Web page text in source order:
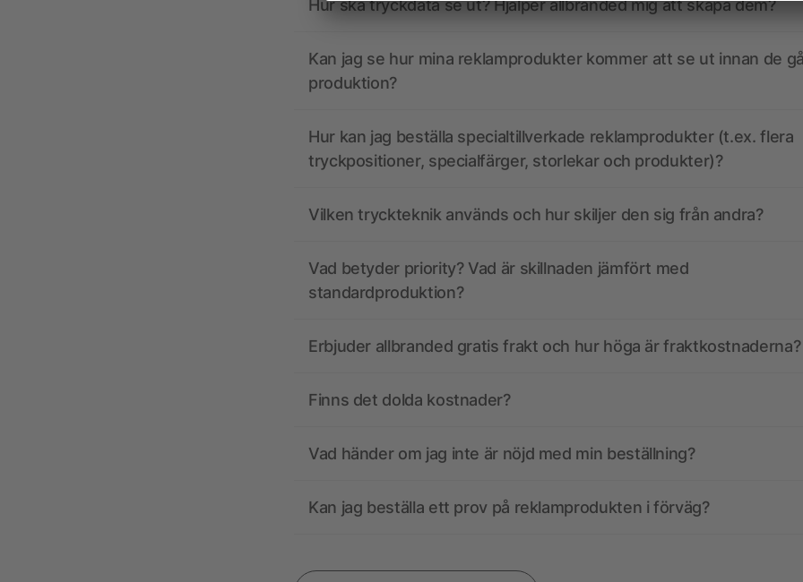
Hur ska tryckdata se ut? Hjälper allbranded mig att skapa dem?
Kan jag se hur mina reklamprodukter kommer att se ut innan de
produktion?
Hur kan jag beställa specialtillverkade reklamprodukter (t.ex. flera
tryckpositioner, specialfärger, storlekar och produkter)?
Vilken tryckteknik används och hur skiljer den sig från andra?
Vad betyder priority? Vad är skillnaden jämfört med
standardproduktion?
Erbjuder allbranded gratis frakt och hur höga är fraktkostnaderna?
Finns det dolda kostnader?
Vad händer om jag inte är nöjd med min beställning?
Kan jag beställa ett prov på reklamprodukten i förväg?